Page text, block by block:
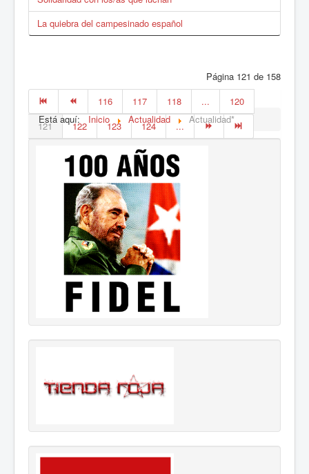
La quiebra del campesinado español
Página 121 de 158
116
117 118 ...
120
121
122 123 124 ...
Está aquí: Inicio Actualidad Actualidad*